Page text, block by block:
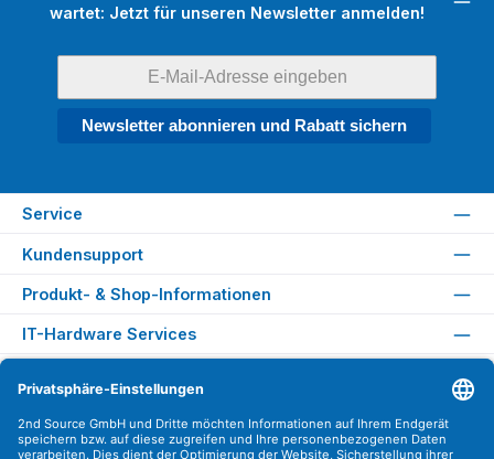
wartet: Jetzt für unseren Newsletter anmelden!
Newsletter abonnieren und Rabatt sichern
Service
Kundensupport
Produkt- & Shop-Informationen
IT-Hardware Services
Versandarten
Zahlungsarten